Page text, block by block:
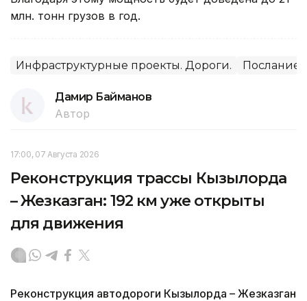
млн. тонн грузов в год.
Инфраструктурные проекты. Дороги. Послание
Дамир Байманов
Автор
17:00, 07 Августа 2026
Реконструкция трассы Кызылорда
– Жезказган: 192 км уже открыты
для движения
Реконструкция автодороги Кызылорда – Жезказган